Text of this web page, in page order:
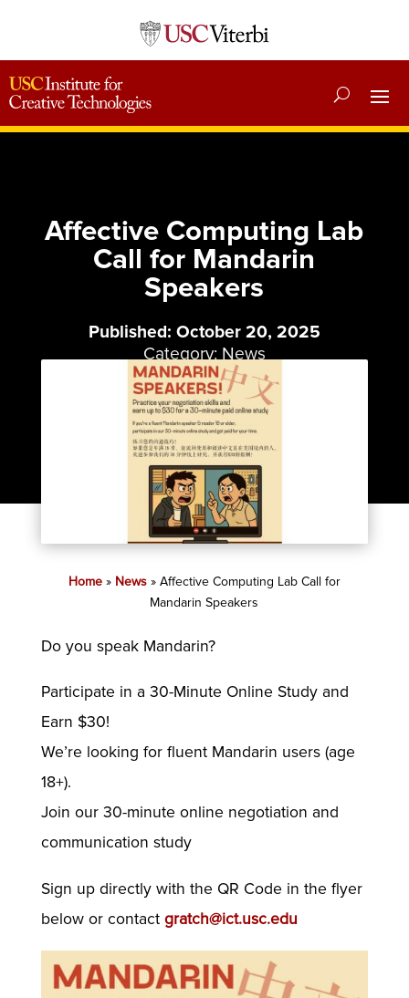
Affective Computing Lab
Call for Mandarin
Speakers
Published: October 20, 2025
Category:News
Home» News» Affective Computing Lab Call for
Mandarin Speakers
Do you speak Mandarin?
Participate in a 30-Minute Online Study and
Earn $30!
We’re looking for fluent Mandarin users (age
18+).
Join our 30-minute online negotiation and
communication study
Sign up directly with the QR Code in the flyer
below or contact gratch@ict.usc.edu